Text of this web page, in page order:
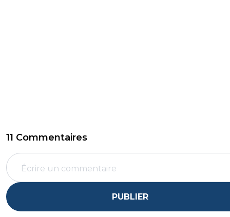
11 Commentaires
PUBLIER